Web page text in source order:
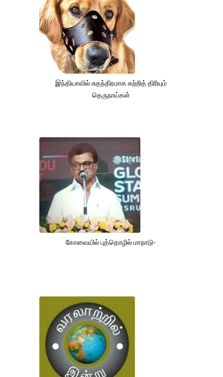
இந்தியாவில் சுதந்திரமாக சுற்றித் திரியும்
தெருநாய்கள்
கோவையில் புத்தொழில் மாநாடு-